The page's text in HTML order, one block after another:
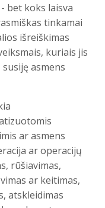
bet koks laisva
tinkamai
išreiškimas
kuriais jis
asmens
ar asmens
ar operacijų
rūšiavimas,
ar keitimas,
atskleidimas